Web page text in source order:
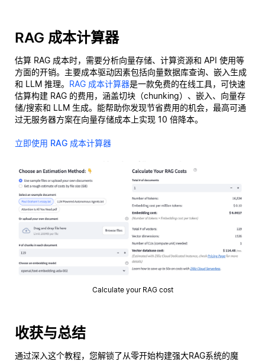
RAG 成本计算器
估算 RAG 成本时，需要分析向量存储、计算资源和 API 使用等
方面的开销。主要成本驱动因素包括向量数据库查询、嵌入生成
和 LLM 推理。 RAG 成本计算器是一款免费的在线工具，可快速
估算构建 RAG 的费用，涵盖切块（chunking）、嵌入、向量存
储/搜索和 LLM 生成。能帮助你发现节省费用的机会，最高可通
过无服务器方案在向量存储成本上实现 10 倍降本。
立即使用 RAG 成本计算器
Calculate your RAG cost
收获与总结
通过深入这个教程，您解锁了从零开始构建强大RAG系统的魔